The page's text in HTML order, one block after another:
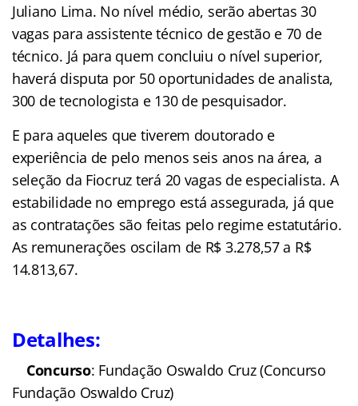
Juliano Lima. No nível médio, serão abertas 30
vagas para assistente técnico de gestão e 70 de
técnico. Já para quem concluiu o nível superior,
haverá disputa por 50 oportunidades de analista,
300 de tecnologista e 130 de pesquisador.
E para aqueles que tiverem doutorado e
experiência de pelo menos seis anos na área, a
seleção da Fiocruz terá 20 vagas de especialista. A
estabilidade no emprego está assegurada, já que
as contratações são feitas pelo regime estatutário.
As remunerações oscilam de R$ 3.278,57 a R$
14.813,67.
Detalhes:
Concurso: Fundação Oswaldo Cruz (Concurso
Fundação Oswaldo Cruz)